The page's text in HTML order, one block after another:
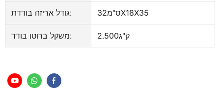
גודל אריזה בודדת: ס"מ32X18X35
משקל ברוטו בודד: ק"ג2.500